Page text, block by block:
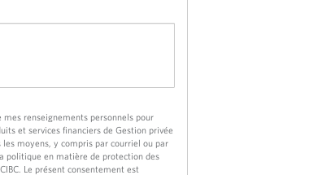
mes renseignements personnels pour
et services financiers de Gestion privée
les moyens, y compris par courriel ou par
politique en matière de protection des
Le présent consentement est